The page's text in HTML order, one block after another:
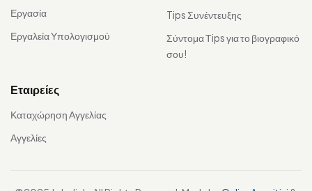
Εργασία
Εργαλεία Υπολογισμού
Tips Συνέντευξης
Σύντομα Τips για το βιογραφικό
σου!
Εταιρείες
Καταχώρηση Αγγελίας
Αγγελίες